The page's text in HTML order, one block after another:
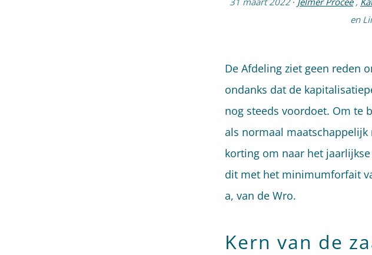
en
De Afdeling ziet geen reden
ondanks dat de
nog steeds voordoet. Om te
als normaal
korting om naar het
dit met het minimumforfait
a, van de Wro.
Kern van de